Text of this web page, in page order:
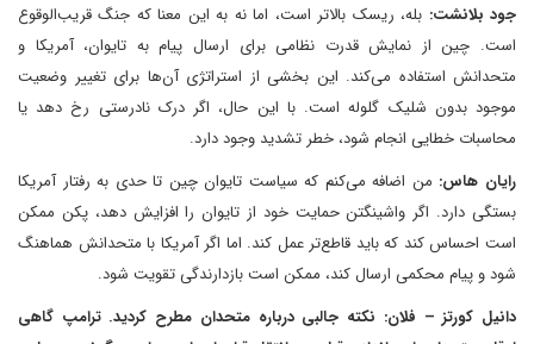
جود بلانشت: بله، ریسک بالاتر است، اما نه به این معنا که جنگ قریب‌الوقوع
است. چین از نمایش قدرت نظامی برای ارسال پیام به تایوان، آمریکا و
متحدانش استفاده می‌کند. این بخشی از استراتژی آن‌ها برای تغییر وضعیت
موجود بدون شلیک گلوله است. با این حال، اگر درک نادرستی رخ دهد یا
محاسبات خطایی انجام شود، خطر تشدید وجود دارد.
رایان هاس: من اضافه می‌کنم که سیاست تایوان چین تا حدی به رفتار آمریکا
بستگی دارد. اگر واشینگتن حمایت خود از تایوان را افزایش دهد، پکن ممکن
است احساس کند که باید قاطع‌تر عمل کند. اما اگر آمریکا با متحدانش هماهنگ
شود و پیام محکمی ارسال کند، ممکن است بازدارندگی تقویت شود.
دانیل کورتز – فلان: نکته جالبی درباره متحدان مطرح کردید. ترامپ گاهی